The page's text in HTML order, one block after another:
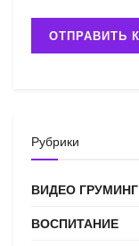
Рубрики
ВИДЕО ГРУМИНГ
ВОСПИТАНИЕ